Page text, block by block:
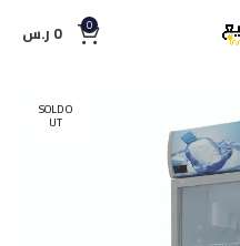
0
0 ر.س
SOLD O
UT